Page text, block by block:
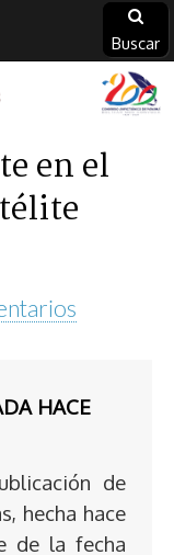
Buscar
en el
HACE
de
hecha hace
de la fecha